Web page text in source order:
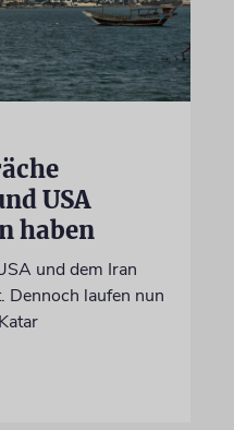
USA
haben
und dem Iran
Dennoch laufen nun